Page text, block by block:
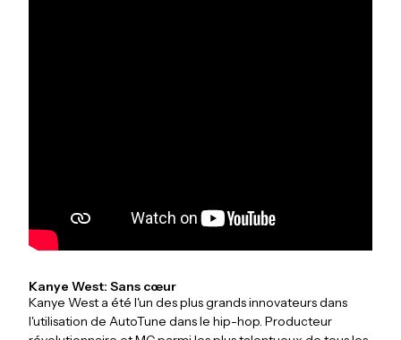
Kanye West: Sans cœur
Kanye West a été l'un des plus grands innovateurs dans
l'utilisation de AutoTune dans le hip-hop. Producteur